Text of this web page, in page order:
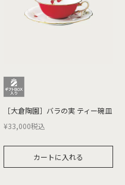
［大倉陶園］バラの実 ティー碗皿
¥33,000税込
カートに入れる